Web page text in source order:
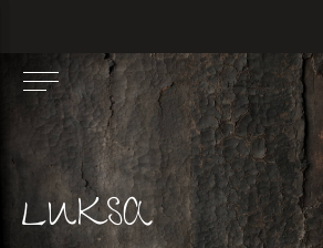
LUKSA